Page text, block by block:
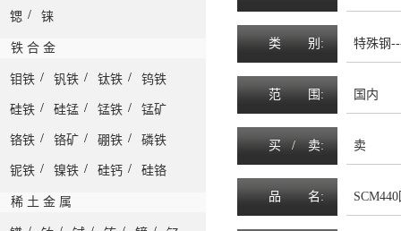
锶 / 铼
铁 合 金
钼铁 / 钒铁 / 钛铁 / 钨铁
硅铁 / 硅锰 / 锰铁 / 锰矿
铬铁 / 铬矿 / 硼铁 / 磷铁
铌铁 / 镍铁 / 硅钙 / 硅铬
稀 土 金 属
类 别: 特殊钢
范 围 : 国内
买 / 卖: 卖
品 名 :